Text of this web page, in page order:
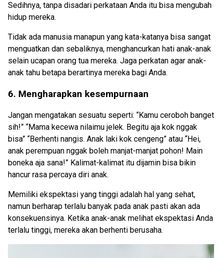
Sedihnya, tanpa disadari perkataan Anda itu bisa mengubah
hidup mereka.
Tidak ada manusia manapun yang kata-katanya bisa sangat
menguatkan dan sebaliknya, menghancurkan hati anak-anak
selain ucapan orang tua mereka. Jaga perkatan agar anak-
anak tahu betapa berartinya mereka bagi Anda.
6. Mengharapkan kesempurnaan
Jangan mengatakan sesuatu seperti: “Kamu ceroboh banget
sih!” “Mama kecewa nilaimu jelek. Begitu aja kok nggak
bisa” “Berhenti nangis. Anak laki kok cengeng” atau “Hei,
anak perempuan nggak boleh manjat-manjat pohon! Main
boneka aja sana!” Kalimat-kalimat itu dijamin bisa bikin
hancur rasa percaya diri anak.
Memiliki ekspektasi yang tinggi adalah hal yang sehat,
namun berharap terlalu banyak pada anak pasti akan ada
konsekuensinya. Ketika anak-anak melihat ekspektasi Anda
terlalu tinggi, mereka akan berhenti berusaha.